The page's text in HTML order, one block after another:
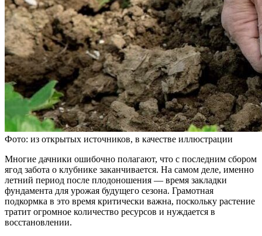
Фото: из открытых источников, в качестве иллюстрации
Многие дачники ошибочно полагают, что с последним сбором
ягод забота о клубнике заканчивается. На самом деле, именно
летний период после плодоношения — время закладки
фундамента для урожая будущего сезона. Грамотная
подкормка в это время критически важна, поскольку растение
тратит огромное количество ресурсов и нуждается в
восстановлении.